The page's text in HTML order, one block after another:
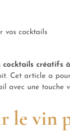
vos cocktails
cocktails créatifs
Cet article a
avec une touche
le vin